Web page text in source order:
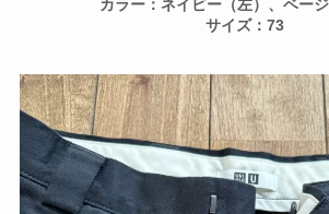
カラー：ネイビー（左）、ベージ
サイズ：73